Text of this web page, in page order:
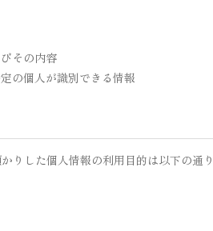
その内容
の個人が識別できる情報
りした個人情報の利用目的は以下の通り